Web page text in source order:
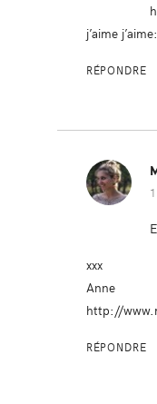
j’aime
RÉPONDRE
xxx
Anne
http://
RÉPONDRE